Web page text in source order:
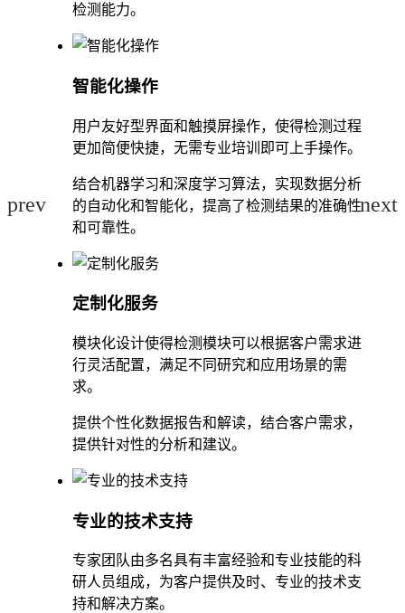
prev next
检测能力。
智能化操作
用户友好型界面和触摸屏操作，使得检测过程
更加简便快捷，无需专业培训即可上手操作。
结合机器学习和深度学习算法，实现数据分析
的自动化和智能化，提高了检测结果的准确性
和可靠性。
定制化服务
模块化设计使得检测模块可以根据客户需求进
行灵活配置，满足不同研究和应用场景的需
求。
提供个性化数据报告和解读，结合客户需求，
提供针对性的分析和建议。
专业的技术支持
专家团队由多名具有丰富经验和专业技能的科
研人员组成，为客户提供及时、专业的技术支
持和解决方案。